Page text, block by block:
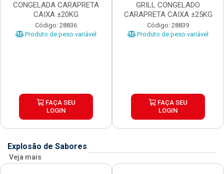
CONGELADA CARAPRETA
CAIXA ±20KG
Código: 28836
Produto de peso variável
FAÇA SEU
LOGIN
GRILL CONGELADO
CARAPRETA CAIXA ±25KG
Código: 28839
Produto de peso variável
FAÇA SEU
LOGIN
Explosão de Sabores
Veja mais